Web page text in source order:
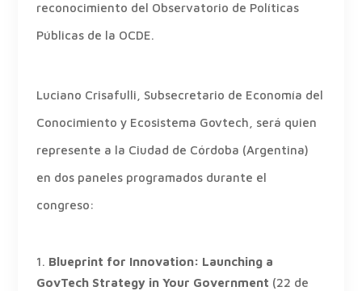
reconocimiento del Observatorio de Políticas
Públicas de la OCDE.
Luciano Crisafulli, Subsecretario de Economía del
Conocimiento y Ecosistema Govtech, será quien
represente a la Ciudad de Córdoba (Argentina)
en dos paneles programados durante el
congreso:
Blueprint for Innovation: Launching a
GovTech Strategy in Your Government (22 de